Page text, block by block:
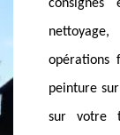
de la
dure
société de
peinture
société de
du faite